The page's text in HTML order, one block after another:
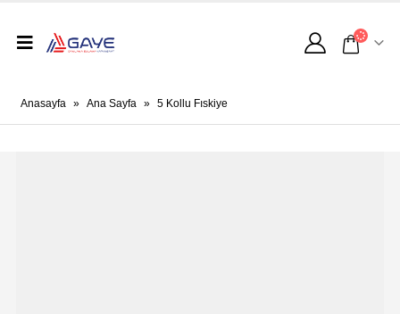
Anasayfa » Ana Sayfa » 5 Kollu Fıskiye